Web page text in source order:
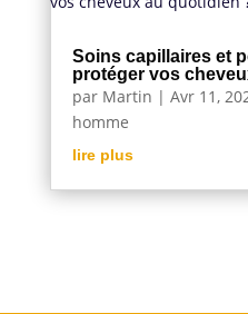
Soins capillaires et
protéger vos
par Martin | Avr 11,
homme
lire plus